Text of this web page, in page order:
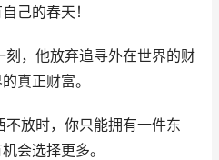
己的春天！
，他放弃追寻外在世界的财
真正财富。
放时，你只能拥有一件东
会选择更多。